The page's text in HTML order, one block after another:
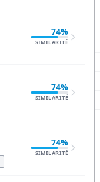
74%
SIMILARITÉ
74%
SIMILARITÉ
74%
SIMILARITÉ